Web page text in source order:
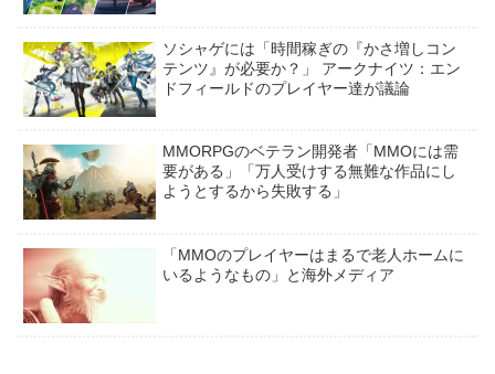
ソシャゲには「時間稼ぎの『かさ増しコン
テンツ』が必要か？」 アークナイツ：エン
ドフィールドのプレイヤー達が議論
MMORPGのベテラン開発者「MMOには需
要がある」「万人受けする無難な作品にし
ようとするから失敗する」
「MMOのプレイヤーはまるで老人ホームに
いるようなもの」と海外メディア